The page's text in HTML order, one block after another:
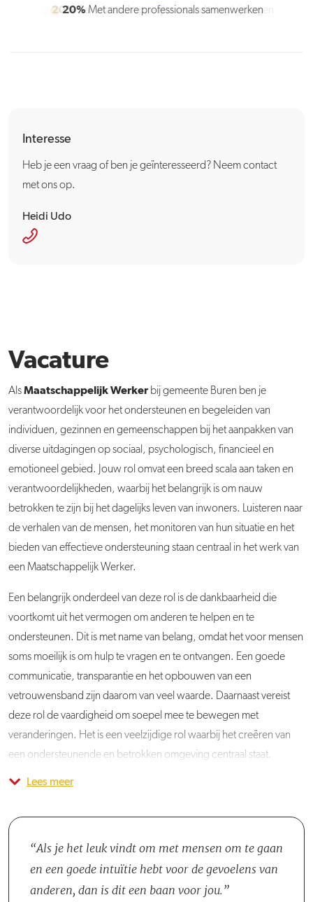
20%Aan maatschappelijke verandering bijdragen
Interesse
Heb je een vraag of ben je geïnteresseerd? Neem contact
met ons op.
Heidi Udo
Vacature
AlsMaatschappelijk Werkerbij gemeente Buren ben je
verantwoordelijk voor het ondersteunen en begeleiden van
individuen, gezinnen en gemeenschappen bij het aanpakken van
diverse uitdagingen op sociaal, psychologisch, financieel en
emotioneel gebied. Jouw rol omvat een breed scala aan taken en
verantwoordelijkheden, waarbij het belangrijk is om nauw
betrokken te zijn bij het dagelijks leven van inwoners. Luisteren naar
de verhalen van de mensen, het monitoren van hun situatie en het
bieden van effectieve ondersteuning staan centraal in het werk van
een Maatschappelijk Werker.
Een belangrijk onderdeel van deze rol is de dankbaarheid die
voortkomt uit het vermogen om anderen te helpen en te
ondersteunen. Dit is met name van belang, omdat het voor mensen
soms moeilijk is om hulp te vragen en te ontvangen. Een goede
communicatie, transparantie en het opbouwen van een
vetrouwensband zijn daarom van veel waarde. Daarnaast vereist
deze rol de vaardigheid om soepel mee te bewegen met
veranderingen. Het is een veelzijdige rol waarbij het creëren van
een ondersteunende en betrokken omgeving centraal staat.
Je komt te werken in team Maatschappelijk Werk, dat bestaat uit
Werkers.
Lees meer
Als je het leuk vindt om met mensen om te gaan
en een goede intuïtie hebt voor de gevoelens van
anderen, dan is dit een baan voor jou.